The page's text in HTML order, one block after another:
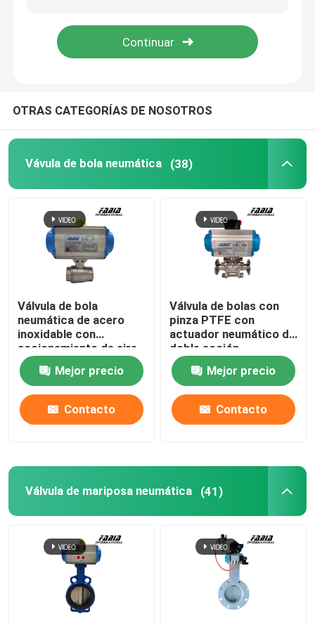
Vávula de bola de alta presión
Una válvula más húmeda
Válvula de bolas FB
Válvula de bolas de alta temperatura
Válvula de mariposa industrial
Válvula neumática da alta temperatura
Válvula de globo de alta temperatura
Válvula RTO
Actuador neumático
OTRAS CATEGORÍAS DE NOSOTROS
Vávula de bola neumática (38)
Válvula de bola
neumática de acero
inoxidable con
accionamiento de aire
Mejor precio
Contacto
Válvula de bolas con
pinza PTFE con
actuador neumático de
doble acción
Mejor precio
Contacto
Válvula de mariposa neumática (41)